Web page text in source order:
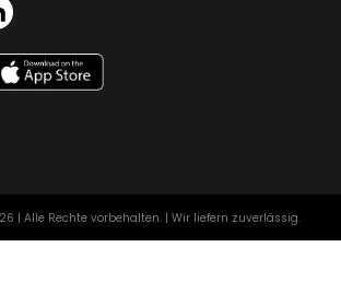
| Alle Rechte vorbehalten. | Wir liefern zuverlässig.